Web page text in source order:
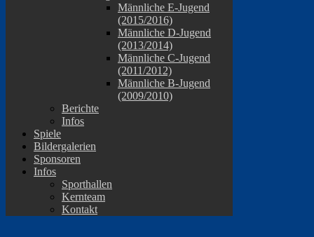
Männliche E-Jugend
(2015/2016)
Männliche D-Jugend
(2013/2014)
Männliche C-Jugend
(2011/2012)
Männliche B-Jugend
(2009/2010)
Berichte
Infos
Spiele
Bildergalerien
Sponsoren
Infos
Sporthallen
Kernteam
Kontakt